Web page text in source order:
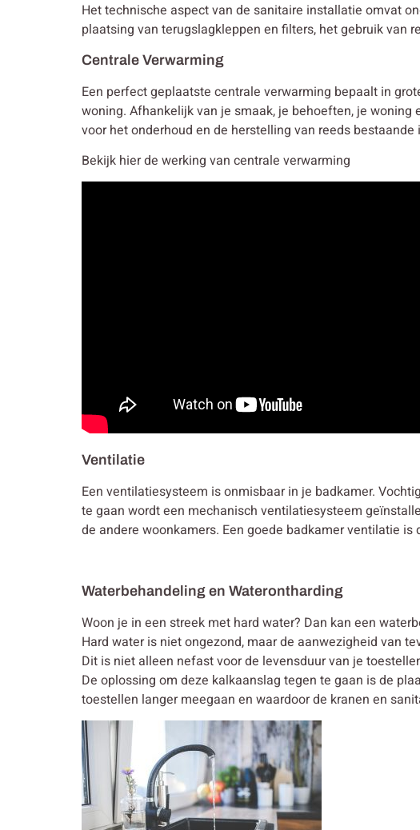
Het technische aspect van de sanitaire installatie omvat
plaatsing van terugslagkleppen en filters, het gebruik van
Centrale Verwarming
Een perfect geplaatste centrale verwarming bepaalt in
woning. Afhankelijk van je smaak, je behoeften, je
voor het onderhoud en de herstelling van reeds bestaande
Bekijk hier de werking van centrale verwarming
Ventilatie
Een ventilatiesysteem is onmisbaar in je badkamer.
te gaan wordt een mechanisch ventilatiesysteem
de andere woonkamers. Een goede badkamer ventilatie is
Waterbehandeling en Waterontharding
Woon je in een streek met hard water? Dan kan een
Hard water is niet ongezond, maar de aanwezigheid van
Dit is niet alleen nefast voor de levensduur van je
De oplossing om deze kalkaanslag tegen te gaan is de
toestellen langer meegaan en waardoor de kranen en